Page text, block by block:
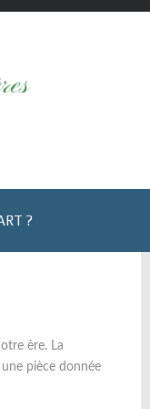
?
ère. La
pièce donnée